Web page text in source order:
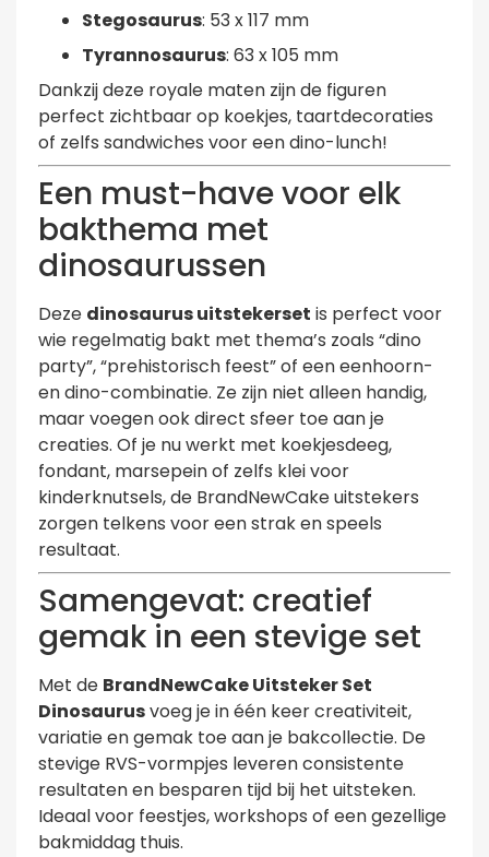
Stegosaurus: 53 x 117 mm
Tyrannosaurus: 63 x 105 mm
Dankzij deze royale maten zijn de figuren
perfect zichtbaar op koekjes, taartdecoraties
of zelfs sandwiches voor een dino-lunch!
Een must-have voor elk
bakthema met
dinosaurussen
Deze dinosaurus uitstekerset is perfect voor
wie regelmatig bakt met thema’s zoals “dino
party”, “prehistorisch feest” of een eenhoorn-
en dino-combinatie. Ze zijn niet alleen handig,
maar voegen ook direct sfeer toe aan je
creaties. Of je nu werkt met koekjesdeeg,
fondant, marsepein of zelfs klei voor
kinderknutsels, de BrandNewCake uitstekers
zorgen telkens voor een strak en speels
resultaat.
Samengevat: creatief
gemak in een stevige set
Met de BrandNewCake Uitsteker Set
Dinosaurusvoeg je in één keer creativiteit,
variatie en gemak toe aan je bakcollectie. De
stevige RVS-vormpjes leveren consistente
resultaten en besparen tijd bij het uitsteken.
Ideaal voor feestjes, workshops of een gezellige
bakmiddag thuis.